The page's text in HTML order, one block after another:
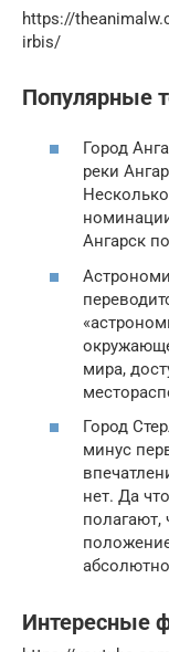
https://
irbis/
Популярные
Город
реки
Ангарск
мира,
Город
минус
нет. Да
полагают,
Интересные